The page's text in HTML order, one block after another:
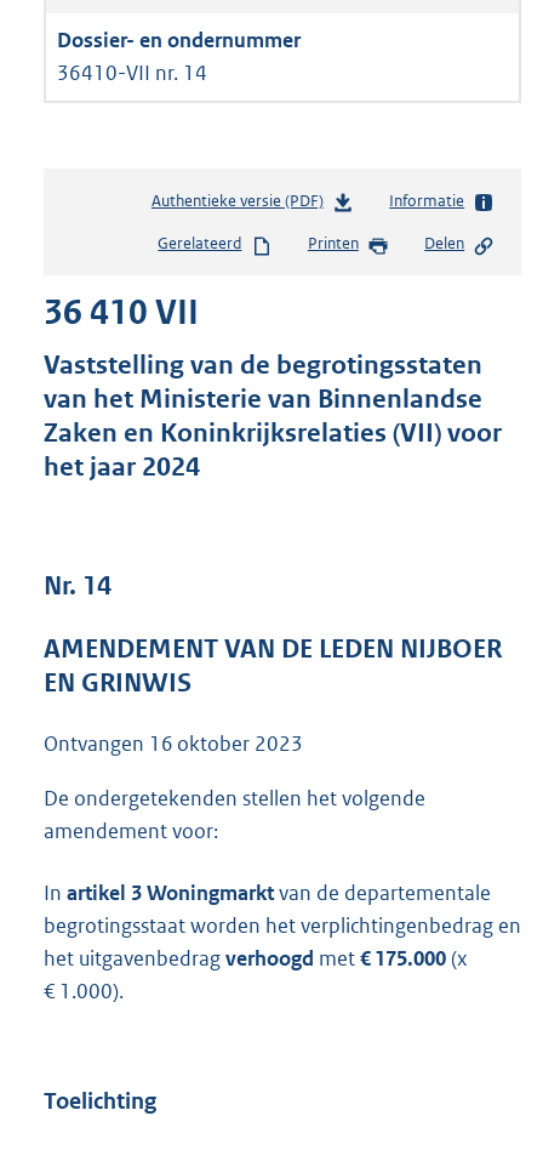
36410-VII nr. 14
Authentieke versie (PDF)b
s
s
g
K
Informatie
Gerelateerd Printen Delen
36 410 VII
Vaststelling van de begrotingsstaten
van het Ministerie van Binnenlandse
Zaken en Koninkrijksrelaties (VII) voor
het jaar 2024
Nr. 14
AMENDEMENT VAN DE LEDEN NIJBOER
EN GRINWIS
Ontvangen 16 oktober 2023
De ondergetekenden stellen het volgende
amendement voor:
In artikel 3 Woningmarktvan de departementale
begrotingsstaat worden het verplichtingenbedrag en
het uitgavenbedragverhoogd met€ 175.000(x
€ 1.000).
Toelichting